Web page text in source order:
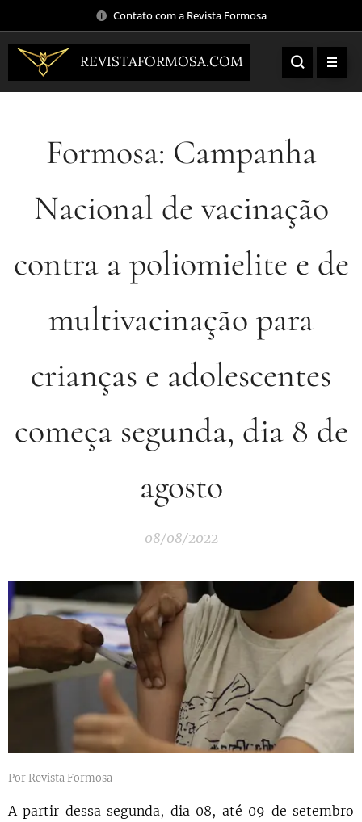
Contato com a Revista Formosa
REVISTAFORMOSA.COM
Formosa: Campanha
Nacional de vacinação
contra a poliomielite e de
multivacinação para
crianças e adolescentes
começa segunda, dia 8 de
agosto
08/08/2022
Por Revista Formosa
A partir dessa segunda, dia 08, até 09 de setembro